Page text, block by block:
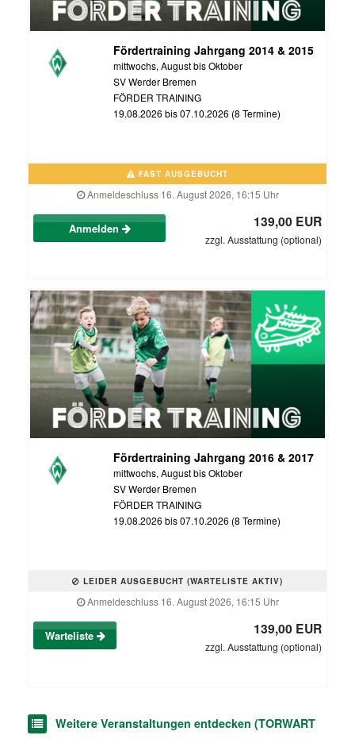
Fördertraining Jahrgang 2014 & 2015
mittwochs, August bis Oktober
SV Werder Bremen
FÖRDER TRAINING
19.08.2026 bis 07.10.2026 (8 Termine)
FAST AUSGEBUCHT
Anmeldeschluss 16. August 2026, 16:15 Uhr
Anmelden 139,00 EUR
zzgl. Ausstattung (optional)
Fördertraining Jahrgang 2016 & 2017
mittwochs, August bis Oktober
SV Werder Bremen
FÖRDER TRAINING
19.08.2026 bis 07.10.2026 (8 Termine)
LEIDER AUSGEBUCHT (WARTELISTE AKTIV)
Anmeldeschluss 16. August 2026, 16:15 Uhr
Warteliste 139,00 EUR
zzgl. Ausstattung (optional)
Weitere Veranstaltungen entdecken (TORWART